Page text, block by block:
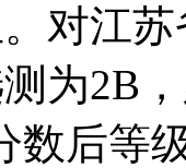
对江
为2B
数后等